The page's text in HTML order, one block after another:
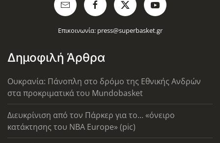
Επικοινωνία: press@superbasket.gr
Δημοφιλή Άρθρα
Ουκρανία: Πάνοπλη στο δρόμο της Εθνικής Ανδρών
στα προκριματικά του Mundobasket
Διευκρίνιση από τον Πάρκερ για το... «όνειρο
κατάκτησης του ΝΒΑ Europe» (pic)